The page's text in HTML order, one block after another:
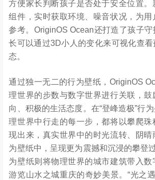
方便家长判断孩子是否处于安全位置
组件，实时获取环境、噪音状况，为
参考。OriginOS Ocean还打造了孩子
长可以通过3D小人的变化来可视化查
态。
通过独一无二的行为壁纸，OriginOS
理世界的步数与数字世界进行关联，鼓
向、积极的生活态度。在“登峰造极”行
理世界中行走的每一步，都将以攀爬珠
现出来，真实世界中的时光流转、阴
为壁纸中，呈现更为震撼和沉浸的攀登
为壁纸则将物理世界的城市建筑带入数
游览山水之城重庆的奇妙美景。“光之